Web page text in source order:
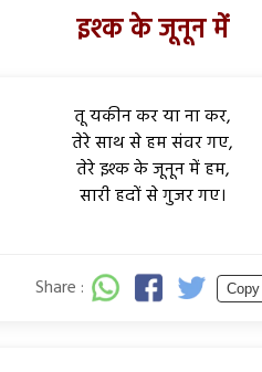
इश्क के जूनून में
तू यकीन कर या ना कर,
तेरे साथ से हम संवर गए,
तेरे इश्क के जूनून में हम,
सारी हदों से गुजर गए।
Share : Copy